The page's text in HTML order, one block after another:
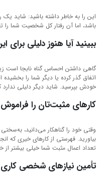
این را به خاطر داشته باشید: شاید یک
باشد، اما آن رفتار کل شخصیت شما را
ببینید آیا هنوز دلیلی
گاهی داشتن احساس گناه نابجا است
اتفاق گذر کرده یا دیگر شما را
خودش بپرسید. شاید دیگر دلیلی
کارهای مثبت‌تان را
وقتی خود را گناهکار می‌دانید،
بیاورید. فهرستی از کارهای خیری که
تعداد اعمال مثبت شما خیلی بیشتر از
تأمین نیازهای شخصی